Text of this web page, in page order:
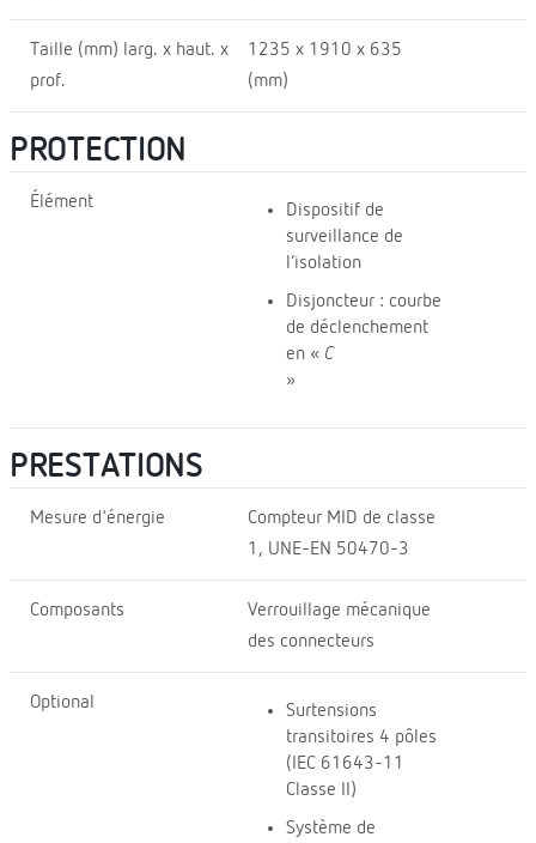
Taille (mm) larg. x haut. x
prof.
1235 x 1910 x 635
(mm)
PROTECTION
Élément
Dispositif de
surveillance de
l’isolation
Disjoncteur : courbe
de déclenchement
en « C
»
PRESTATIONS
Mesure d'énergie
Compteur MID de classe
1, UNE-EN 50470-3
Composants
Verrouillage mécanique
des connecteurs
Optional
Surtensions
transitoires 4 pôles
(IEC 61643-11
Classe II)
Système de